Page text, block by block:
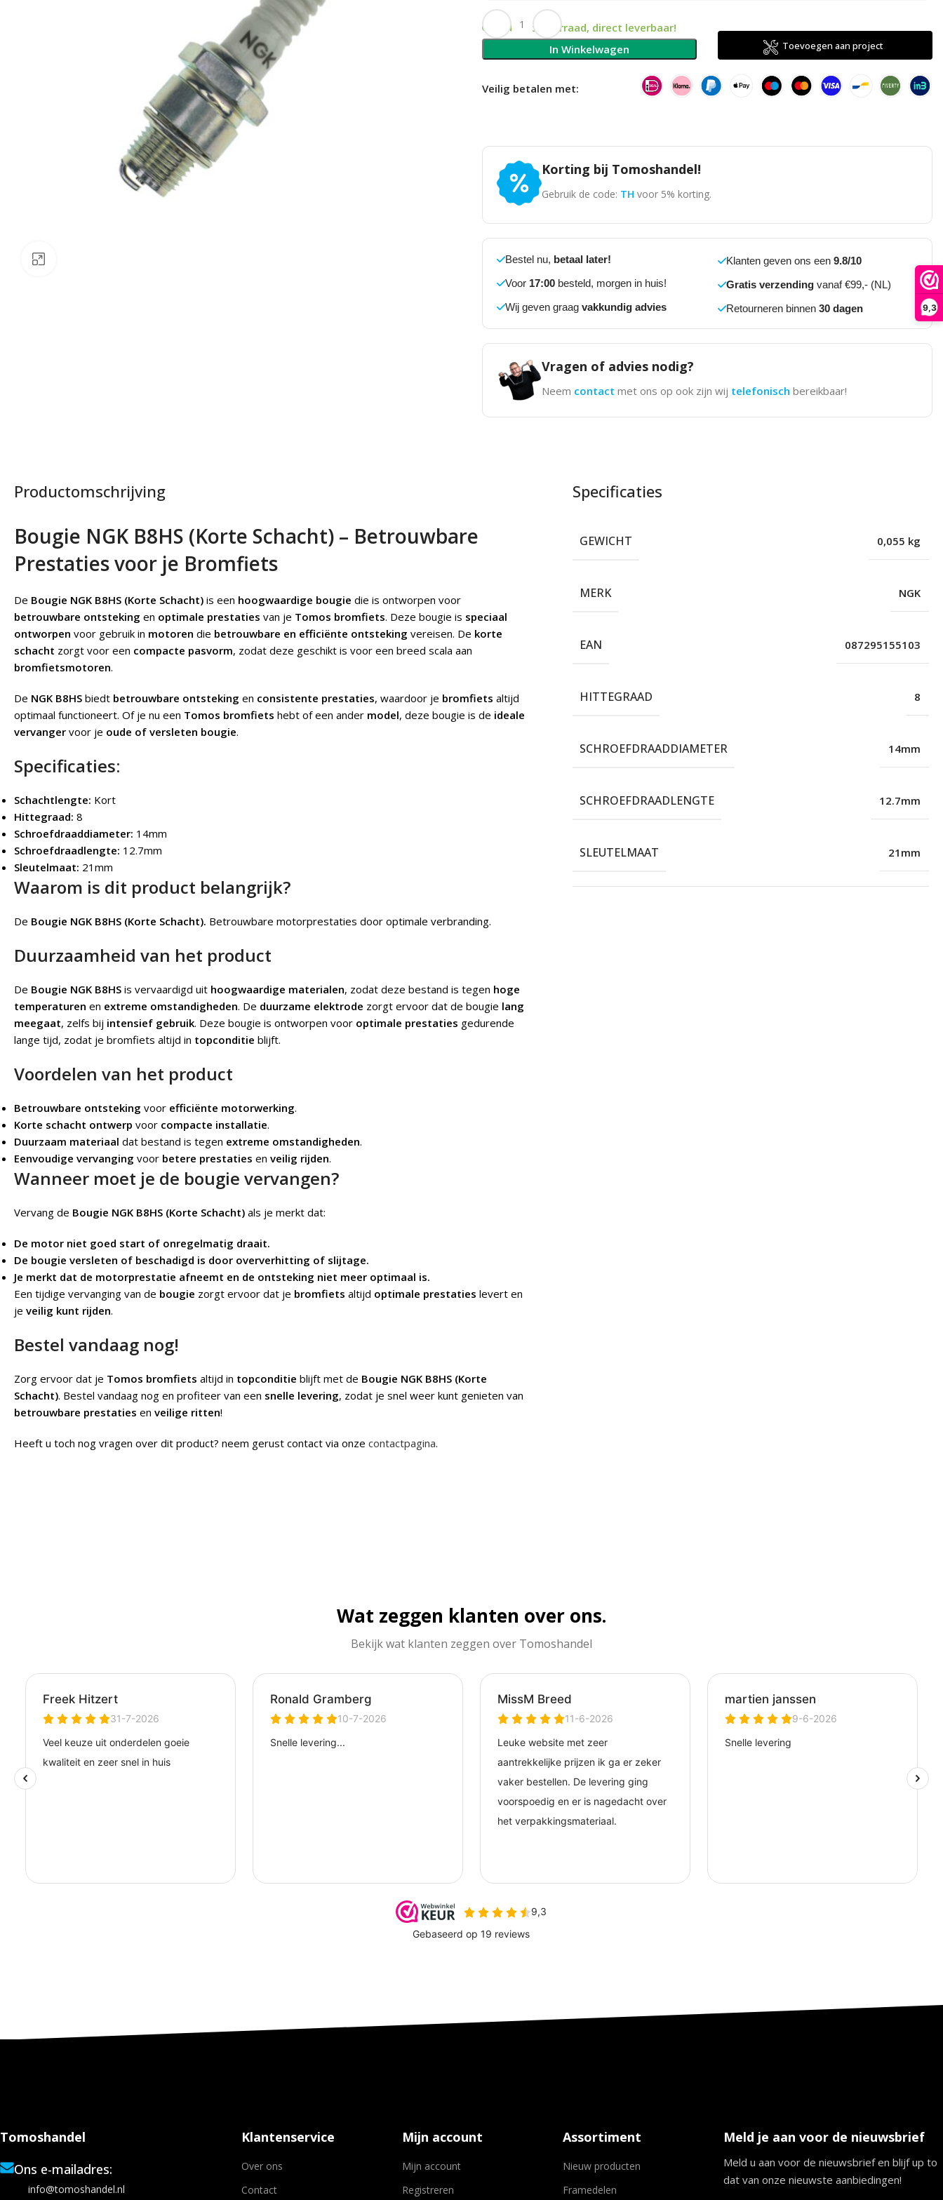
9,3
Op voorraad, direct leverbaar!
In Winkelwagen
Toevoegen aan project
Veilig betalen met:
Korting bij Tomoshandel!
Gebruik de code: TH voor 5% korting.
Bestel nu, betaal later!
Voor 17:00besteld, morgen in huis!
Wij geven graag vakkundig advies
Klanten geven ons een 9.8/10
Gratis verzendingvanaf €99,- (NL)
Retourneren binnen 30 dagen
Vragen of advies nodig?
Neem contact met ons op ook zijn wij telefonisch bereikbaar!
Productomschrijving
Bougie NGK B8HS (Korte Schacht) – Betrouwbare
Prestaties voor je Bromfiets
De Bougie NGK B8HS (Korte Schacht) is een hoogwaardige bougie die is ontworpen voor
betrouwbare ontsteking en optimale prestaties van je Tomos bromfiets. Deze bougie is speciaal
ontworpen voor gebruik in motoren die betrouwbare en efficiënte ontsteking vereisen. De korte
schacht zorgt voor een compacte pasvorm, zodat deze geschikt is voor een breed scala aan
bromfietsmotoren.
De NGK B8HS biedt betrouwbare ontsteking en consistente prestaties, waardoor je bromfiets altijd
optimaal functioneert. Of je nu een Tomos bromfiets hebt of een ander model, deze bougie is de ideale
vervanger voor je oude of versleten bougie.
Specificaties:
Schachtlengte: Kort
Hittegraad: 8
Schroefdraaddiameter: 14mm
Schroefdraadlengte: 12.7mm
Sleutelmaat: 21mm
Waarom is dit product belangrijk?
De Bougie NGK B8HS (Korte Schacht). Betrouwbare motorprestaties door optimale verbranding.
Duurzaamheid van het product
De Bougie NGK B8HS is vervaardigd uit hoogwaardige materialen, zodat deze bestand is tegen hoge
temperaturen en extreme omstandigheden. De duurzame elektrode zorgt ervoor dat de bougie lang
meegaat, zelfs bij intensief gebruik. Deze bougie is ontworpen voor optimale prestaties gedurende
lange tijd, zodat je bromfiets altijd in topconditie blijft.
Voordelen van het product
Betrouwbare ontsteking voor efficiënte motorwerking.
Korte schacht ontwerp voor compacte installatie.
Duurzaam materiaal dat bestand is tegen extreme omstandigheden.
Eenvoudige vervanging voor betere prestaties en veilig rijden.
Wanneer moet je de bougie vervangen?
Vervang de Bougie NGK B8HS (Korte Schacht) als je merkt dat:
De motor niet goed start of onregelmatig draait.
De bougie versleten of beschadigd is door oververhitting of slijtage.
Je merkt dat de motorprestatie afneemt en de ontsteking niet meer optimaal is.
Een tijdige vervanging van de bougie zorgt ervoor dat je bromfiets altijd optimale prestaties levert en
je veilig kunt rijden.
Bestel vandaag nog!
Zorg ervoor dat je Tomos bromfiets altijd in topconditie blijft met de Bougie NGK B8HS (Korte
Schacht). Bestel vandaag nog en profiteer van een snelle levering, zodat je snel weer kunt genieten van
betrouwbare prestaties en veilige ritten!
Heeft u toch nog vragen over dit product? neem gerust contact via onze contactpagina.
Specificaties
GEWICHT 0,055 kg
MERK NGK
EAN 087295155103
HITTEGRAAD 8
SCHROEFDRAADDIAMETER 14mm
SCHROEFDRAADLENGTE 12.7mm
SLEUTELMAAT 21mm
Wat zeggen klanten over ons.
Bekijk wat klanten zeggen over Tomoshandel
Tomoshandel
Ons e-mailadres:
info@tomoshandel.nl
Klantenservice
Over ons
Contact
Mijn account
Mijn account
Registreren
Assortiment
Nieuw producten
Framedelen
Meld je aan voor de nieuwsbrief
Meld u aan voor de nieuwsbrief en blijf up to
dat van onze nieuwste aanbiedingen!